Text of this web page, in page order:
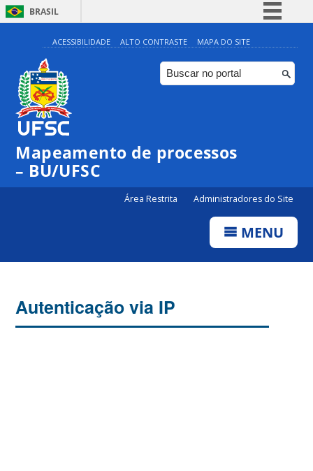
BRASIL
Simplifique!
Comunica BR
Participe
Canais
ACESSIBILIDADE ALTO CONTRASTE MAPA DO SITE
Mapeamento de processos
– BU/UFSC
Área Restrita Administradores do Site
MENU
Autenticação via IP